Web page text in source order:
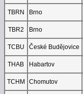
TBRN
Brno
TBR2
Brno
TCBU
České Budějovice
THAB
Habartov
TCHM
Chomutov